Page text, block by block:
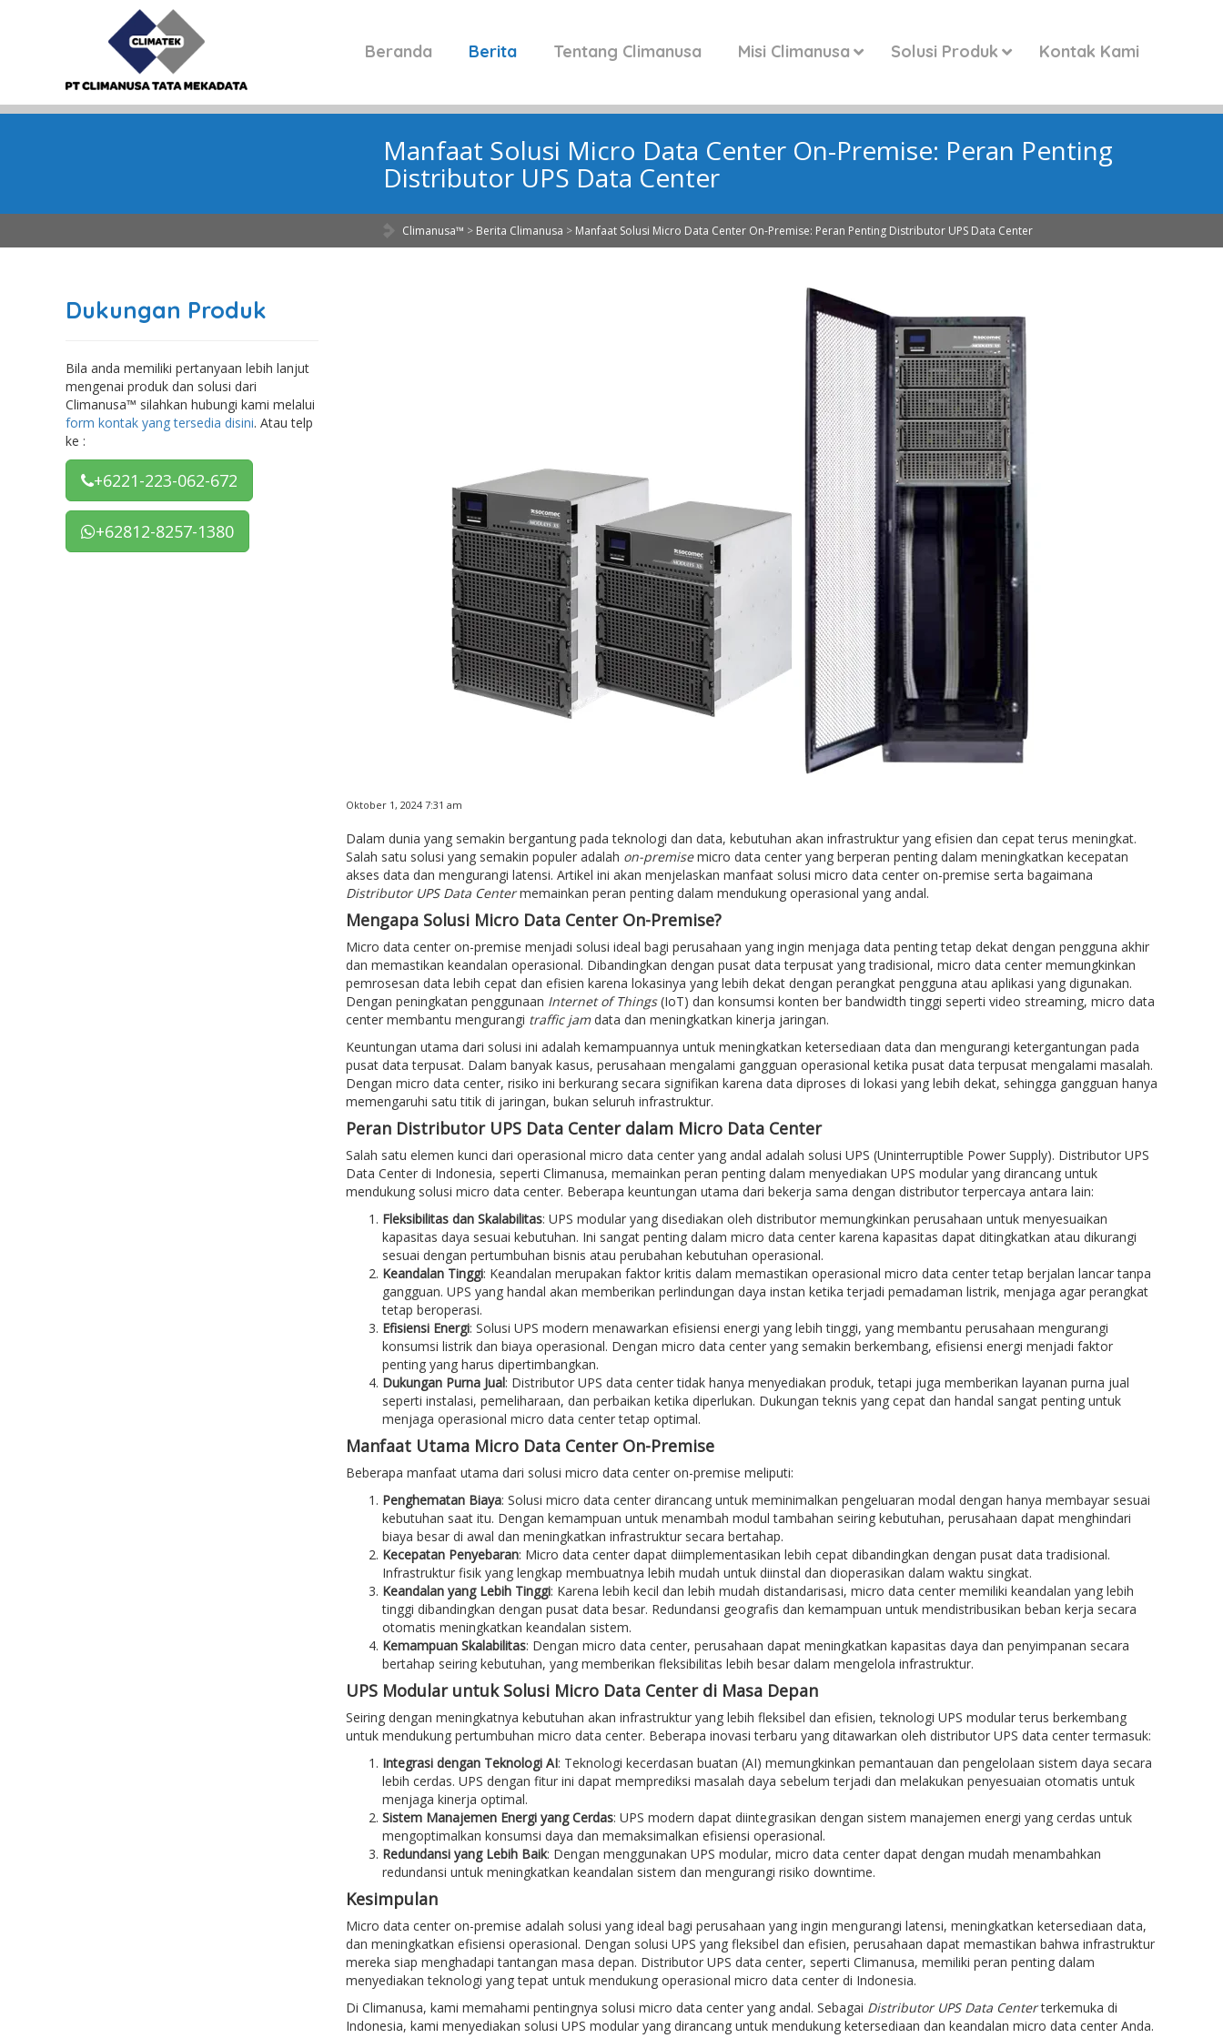
Beranda Berita Tentang Climanusa Misi Climanusa Solusi Produk Kontak Kami
Manfaat Solusi Micro Data Center On-Premise: Peran Penting
Distributor UPS Data Center
Climanusa™ > Berita Climanusa > Manfaat Solusi Micro Data Center On-Premise: Peran Penting Distributor UPS Data Center
Oktober 1, 2024 7:31 am
Dalam dunia yang semakin bergantung pada teknologi dan data, kebutuhan akan infrastruktur yang efisien dan cepat terus meningkat.
Salah satu solusi yang semakin populer adalah on-premisemicro data center yang berperan penting dalam meningkatkan kecepatan
akses data dan mengurangi latensi. Artikel ini akan menjelaskan manfaat solusi micro data center on-premise serta bagaimana
Distributor UPS Data Centermemainkan peran penting dalam mendukung operasional yang andal.
Mengapa Solusi Micro Data Center On-Premise?
Micro data center on-premise menjadi solusi ideal bagi perusahaan yang ingin menjaga data penting tetap dekat dengan pengguna akhir
dan memastikan keandalan operasional. Dibandingkan dengan pusat data terpusat yang tradisional, micro data center memungkinkan
pemrosesan data lebih cepat dan efisien karena lokasinya yang lebih dekat dengan perangkat pengguna atau aplikasi yang digunakan.
Dengan peningkatan penggunaan Internet of Things(IoT) dan konsumsi konten ber bandwidth tinggi seperti video streaming, micro data
center membantu mengurangi traffic jamdata dan meningkatkan kinerja jaringan.
Keuntungan utama dari solusi ini adalah kemampuannya untuk meningkatkan ketersediaan data dan mengurangi ketergantungan pada
pusat data terpusat. Dalam banyak kasus, perusahaan mengalami gangguan operasional ketika pusat data terpusat mengalami masalah.
Dengan micro data center, risiko ini berkurang secara signifikan karena data diproses di lokasi yang lebih dekat, sehingga gangguan hanya
memengaruhi satu titik di jaringan, bukan seluruh infrastruktur.
Peran Distributor UPS Data Center dalam Micro Data Center
Salah satu elemen kunci dari operasional micro data center yang andal adalah solusi UPS (Uninterruptible Power Supply). Distributor UPS
Data Center di Indonesia, seperti Climanusa, memainkan peran penting dalam menyediakan UPS modular yang dirancang untuk
mendukung solusi micro data center. Beberapa keuntungan utama dari bekerja sama dengan distributor terpercaya antara lain:
Fleksibilitas dan Skalabilitas: UPS modular yang disediakan oleh distributor memungkinkan perusahaan untuk menyesuaikan
kapasitas daya sesuai kebutuhan. Ini sangat penting dalam micro data center karena kapasitas dapat ditingkatkan atau dikurangi
sesuai dengan pertumbuhan bisnis atau perubahan kebutuhan operasional.
Keandalan Tinggi: Keandalan merupakan faktor kritis dalam memastikan operasional micro data center tetap berjalan lancar tanpa
gangguan. UPS yang handal akan memberikan perlindungan daya instan ketika terjadi pemadaman listrik, menjaga agar perangkat
tetap beroperasi.
Efisiensi Energi: Solusi UPS modern menawarkan efisiensi energi yang lebih tinggi, yang membantu perusahaan mengurangi
konsumsi listrik dan biaya operasional. Dengan micro data center yang semakin berkembang, efisiensi energi menjadi faktor
penting yang harus dipertimbangkan.
Dukungan Purna Jual: Distributor UPS data center tidak hanya menyediakan produk, tetapi juga memberikan layanan purna jual
seperti instalasi, pemeliharaan, dan perbaikan ketika diperlukan. Dukungan teknis yang cepat dan handal sangat penting untuk
menjaga operasional micro data center tetap optimal.
Manfaat Utama Micro Data Center On-Premise
Beberapa manfaat utama dari solusi micro data center on-premise meliputi:
Penghematan Biaya: Solusi micro data center dirancang untuk meminimalkan pengeluaran modal dengan hanya membayar sesuai
kebutuhan saat itu. Dengan kemampuan untuk menambah modul tambahan seiring kebutuhan, perusahaan dapat menghindari
biaya besar di awal dan meningkatkan infrastruktur secara bertahap.
Kecepatan Penyebaran: Micro data center dapat diimplementasikan lebih cepat dibandingkan dengan pusat data tradisional.
Infrastruktur fisik yang lengkap membuatnya lebih mudah untuk diinstal dan dioperasikan dalam waktu singkat.
Keandalan yang Lebih Tinggi: Karena lebih kecil dan lebih mudah distandarisasi, micro data center memiliki keandalan yang lebih
tinggi dibandingkan dengan pusat data besar. Redundansi geografis dan kemampuan untuk mendistribusikan beban kerja secara
otomatis meningkatkan keandalan sistem.
Kemampuan Skalabilitas: Dengan micro data center, perusahaan dapat meningkatkan kapasitas daya dan penyimpanan secara
bertahap seiring kebutuhan, yang memberikan fleksibilitas lebih besar dalam mengelola infrastruktur.
UPS Modular untuk Solusi Micro Data Center di Masa Depan
Seiring dengan meningkatnya kebutuhan akan infrastruktur yang lebih fleksibel dan efisien, teknologi UPS modular terus berkembang
untuk mendukung pertumbuhan micro data center. Beberapa inovasi terbaru yang ditawarkan oleh distributor UPS data center termasuk:
Integrasi dengan Teknologi AI: Teknologi kecerdasan buatan (AI) memungkinkan pemantauan dan pengelolaan sistem daya secara
lebih cerdas. UPS dengan fitur ini dapat memprediksi masalah daya sebelum terjadi dan melakukan penyesuaian otomatis untuk
menjaga kinerja optimal.
Sistem Manajemen Energi yang Cerdas: UPS modern dapat diintegrasikan dengan sistem manajemen energi yang cerdas untuk
mengoptimalkan konsumsi daya dan memaksimalkan efisiensi operasional.
Redundansi yang Lebih Baik: Dengan menggunakan UPS modular, micro data center dapat dengan mudah menambahkan
redundansi untuk meningkatkan keandalan sistem dan mengurangi risiko downtime.
Kesimpulan
Micro data center on-premise adalah solusi yang ideal bagi perusahaan yang ingin mengurangi latensi, meningkatkan ketersediaan data,
dan meningkatkan efisiensi operasional. Dengan solusi UPS yang fleksibel dan efisien, perusahaan dapat memastikan bahwa infrastruktur
mereka siap menghadapi tantangan masa depan. Distributor UPS data center, seperti Climanusa, memiliki peran penting dalam
menyediakan teknologi yang tepat untuk mendukung operasional micro data center di Indonesia.
Di Climanusa, kami memahami pentingnya solusi micro data center yang andal. Sebagai Distributor UPS Data Centerterkemuka di
Indonesia, kami menyediakan solusi UPS modular yang dirancang untuk mendukung ketersediaan dan keandalan micro data center Anda.
Dukungan Produk
Bila anda memiliki pertanyaan lebih lanjut
mengenai produk dan solusi dari
Climanusa™ silahkan hubungi kami melalui
form kontak yang tersedia disini. Atau telp
ke :
+6221-223-062-672
+62812-8257-1380